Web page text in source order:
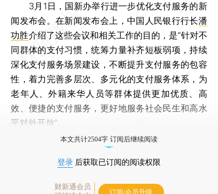
3月1日，国新办举行进一步优化支付服务的新
闻发布会。在新闻发布会上，中国人民银行行长潘
功胜介绍了这些会议和相关工作的目的，是“针对不
同群体的支付习惯，统筹力量补齐短板弱项，持续
深化支付服务场景建设，不断提升支付服务的包容
性，着力完善多层次、多元化的支付服务体系，为
老年人、外籍来华人员等群体提供更加优质、高
效、便捷的支付服务，更好地服务社会民生和高水
平对外开放”。
本文共计2504字 订阅后继续阅读
登录 后获取已订阅的阅读权限
财新通会员
订阅/会员升级